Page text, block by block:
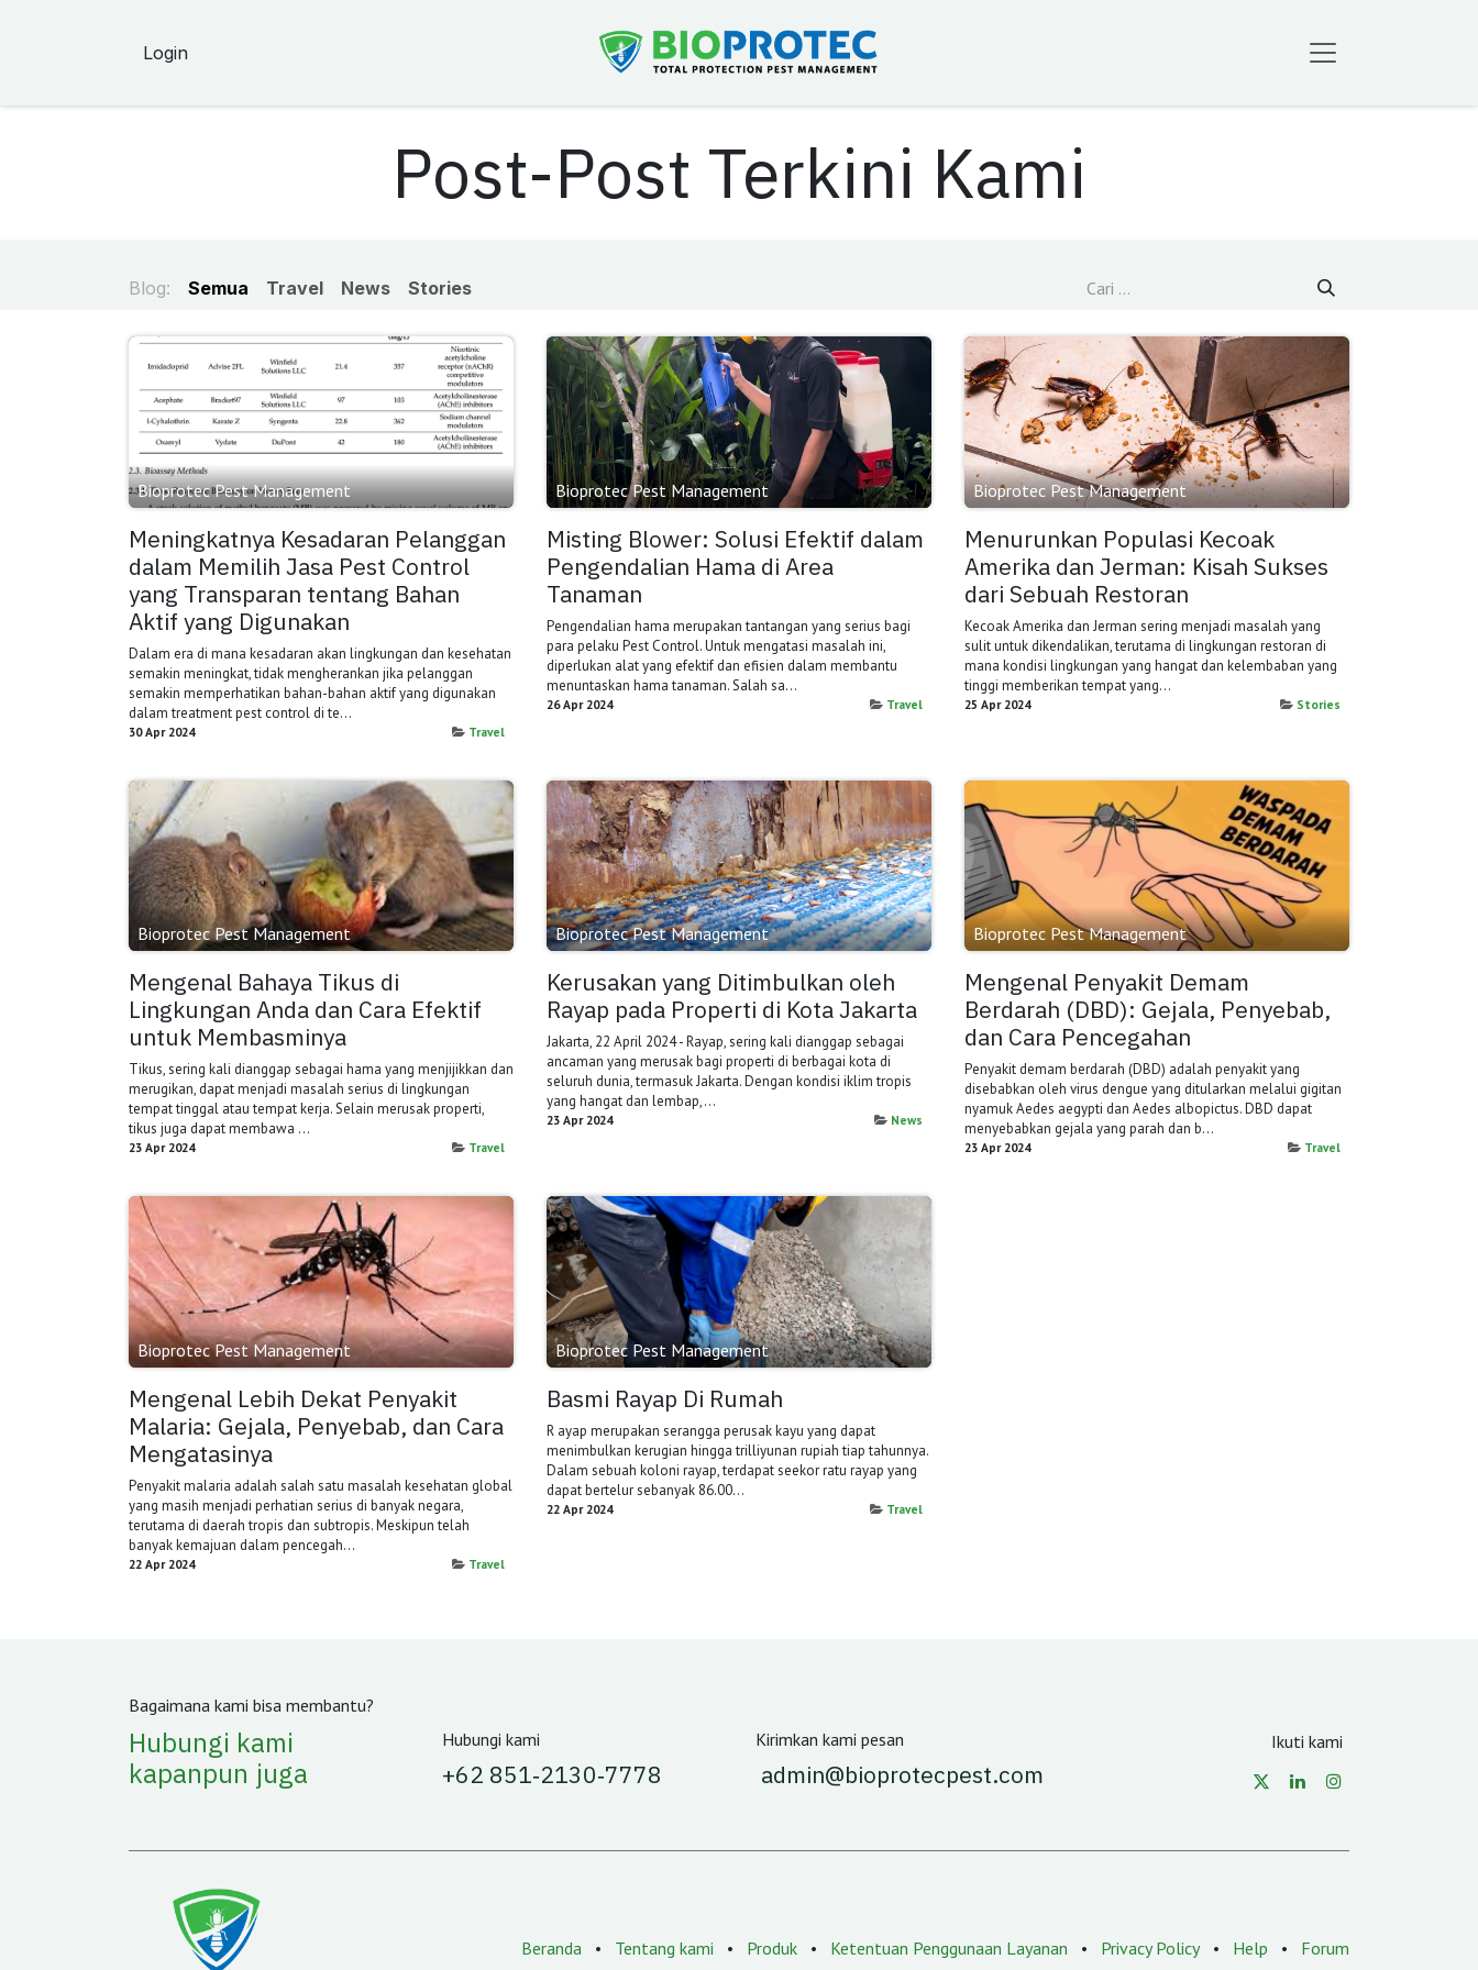
Login
Post-Post Terkini Kami
Blog: Semua Travel News Stories
Bioprotec Pest Management
Meningkatnya Kesadaran Pelanggan
dalam Memilih Jasa Pest Control
yang Transparan tentang Bahan
Aktif yang Digunakan
Dalam era di mana kesadaran akan lingkungan dan kesehatan
semakin meningkat, tidak mengherankan jika pelanggan
semakin memperhatikan bahan-bahan aktif yang digunakan
dalam treatment pest control di te...
30 Apr 2024 Travel
Bioprotec Pest Management
Misting Blower: Solusi Efektif dalam
Pengendalian Hama di Area
Tanaman
Pengendalian hama merupakan tantangan yang serius bagi
para pelaku Pest Control. Untuk mengatasi masalah ini,
diperlukan alat yang efektif dan efisien dalam membantu
menuntaskan hama tanaman. Salah sa...
26 Apr 2024 Travel
Bioprotec Pest Management
Menurunkan Populasi Kecoak
Amerika dan Jerman: Kisah Sukses
dari Sebuah Restoran
Kecoak Amerika dan Jerman sering menjadi masalah yang
sulit untuk dikendalikan, terutama di lingkungan restoran di
mana kondisi lingkungan yang hangat dan kelembaban yang
tinggi memberikan tempat yang...
25 Apr 2024 Stories
Bioprotec Pest Management
Mengenal Bahaya Tikus di
Lingkungan Anda dan Cara Efektif
untuk Membasminya
Tikus, sering kali dianggap sebagai hama yang menjijikkan dan
merugikan, dapat menjadi masalah serius di lingkungan
tempat tinggal atau tempat kerja. Selain merusak properti,
tikus juga dapat membawa ...
23 Apr 2024 Travel
Bioprotec Pest Management
Kerusakan yang Ditimbulkan oleh
Rayap pada Properti di Kota Jakarta
Jakarta, 22 April 2024 - Rayap, sering kali dianggap sebagai
ancaman yang merusak bagi properti di berbagai kota di
seluruh dunia, termasuk Jakarta. Dengan kondisi iklim tropis
yang hangat dan lembap,...
23 Apr 2024 News
Bioprotec Pest Management
Mengenal Penyakit Demam
Berdarah (DBD): Gejala, Penyebab,
dan Cara Pencegahan
Penyakit demam berdarah (DBD) adalah penyakit yang
disebabkan oleh virus dengue yang ditularkan melalui gigitan
nyamuk Aedes aegypti dan Aedes albopictus. DBD dapat
menyebabkan gejala yang parah dan b...
23 Apr 2024 Travel
Bioprotec Pest Management
Mengenal Lebih Dekat Penyakit
Malaria: Gejala, Penyebab, dan Cara
Mengatasinya
Penyakit malaria adalah salah satu masalah kesehatan global
yang masih menjadi perhatian serius di banyak negara,
terutama di daerah tropis dan subtropis. Meskipun telah
banyak kemajuan dalam pencegah...
22 Apr 2024 Travel
Bioprotec Pest Management
Basmi Rayap Di Rumah
R ayap merupakan serangga perusak kayu yang dapat
menimbulkan kerugian hingga trilliyunan rupiah tiap tahunnya.
Dalam sebuah koloni rayap, terdapat seekor ratu rayap yang
dapat bertelur sebanyak 86.00...
22 Apr 2024 Travel
Bagaimana kami bisa membantu?
Hubungi kami
kapanpun juga
Hubungi kami
‪+62 851‑2130‑7778‬
Kirimkan kami pesan
admin@bioprotecpest.com
Ikuti kami
Beranda • Tentang kami • Produk • Ketentuan Penggunaan Layanan • Privacy Policy • Help • Forum